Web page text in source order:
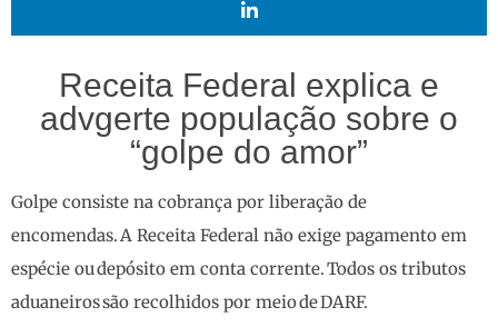
Receita Federal explica e
advgerte população sobre o
“golpe do amor”
Golpe consiste na cobrança por liberação de
encomendas. A Receita Federal não exige pagamento em
espécie ou depósito em conta corrente. Todos os tributos
aduaneiros são recolhidos por meio de DARF.